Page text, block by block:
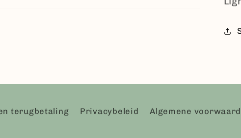
terugbetaling Privacybeleid Algemene